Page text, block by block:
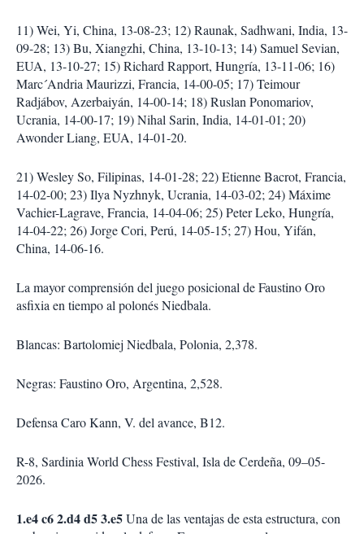
11) Wei, Yi, China, 13-08-23; 12) Raunak, Sadhwani, India, 13-
09-28; 13) Bu, Xiangzhi, China, 13-10-13; 14) Samuel Sevian,
EUA, 13-10-27; 15) Richard Rapport, Hungría, 13-11-06; 16)
Marc´Andria Maurizzi, Francia, 14-00-05; 17) Teimour
Radjábov, Azerbaiyán, 14-00-14; 18) Ruslan Ponomariov,
Ucrania, 14-00-17; 19) Nihal Sarin, India, 14-01-01; 20)
Awonder Liang, EUA, 14-01-20.
21) Wesley So, Filipinas, 14-01-28; 22) Etienne Bacrot, Francia,
14-02-00; 23) Ilya Nyzhnyk, Ucrania, 14-03-02; 24) Máxime
Vachier-Lagrave, Francia, 14-04-06; 25) Peter Leko, Hungría,
14-04-22; 26) Jorge Cori, Perú, 14-05-15; 27) Hou, Yifán,
China, 14-06-16.
La mayor comprensión del juego posicional de Faustino Oro
asfixia en tiempo al polonés Niedbala.
Blancas: Bartolomiej Niedbala, Polonia, 2,378.
Negras: Faustino Oro, Argentina, 2,528.
Defensa Caro Kann, V. del avance, B12.
R-8, Sardinia World Chess Festival, Isla de Cerdeña, 09–05-
2026.
1.e4 c6 2.d4 d5 3.e5Una de las ventajas de esta estructura, con